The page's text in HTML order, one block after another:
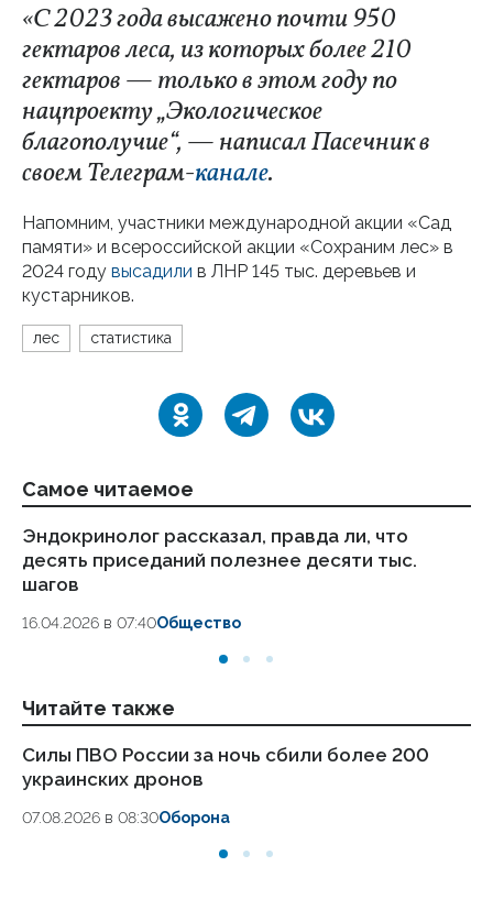
«С 2023 года высажено почти 950
гектаров леса, из которых более 210
гектаров — только в этом году по
нацпроекту „Экологическое
благополучие“, — написал Пасечник в
своем Телеграм-канале.
Напомним, участники международной акции «Сад
памяти» и всероссийской акции «Сохраним лес» в
2024 году высадили в ЛНР 145 тыс. деревьев и
кустарников.
лес статистика
Самое читаемое
Эндокринолог рассказал, правда ли, что
десять приседаний полезнее десяти тыс.
шагов
16.04.2026 в 07:40Общество
Читайте также
Силы ПВО России за ночь сбили более 200
украинских дронов
07.08.2026 в 08:30Оборона